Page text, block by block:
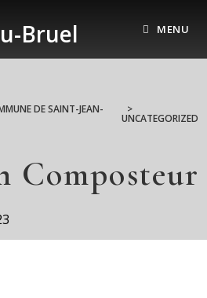
Bruel MENU
DE SAINT-JEAN- >
UNCATEGORIZED
Composteur